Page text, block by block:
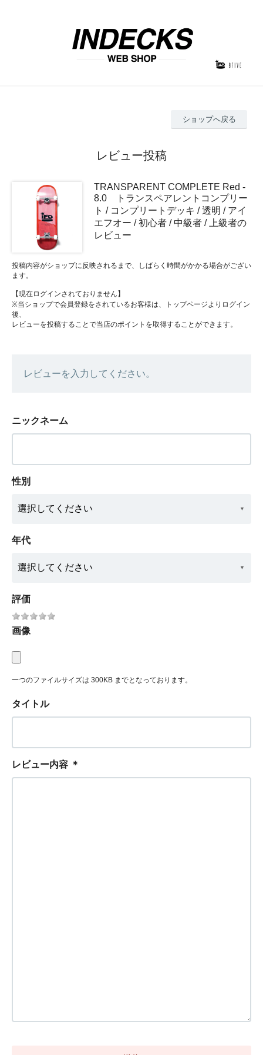
ショップへ戻る
レビュー投稿
TRANSPARENT COMPLETE Red -
8.0 トランスペアレントコンプリー
ト / コンプリートデッキ / 透明 / アイ
エフオー / 初心者 / 中級者 / 上級者の
レビュー
投稿内容がショップに反映されるまで、しばらく時間がかかる場合がござい
ます。
【現在ログインされておりません】
※当ショップで会員登録をされているお客様は、トップページよりログイン
後、
レビューを投稿することで当店のポイントを取得することができます。
レビューを入力してください。
ニックネーム
性別
年代
評価
画像
一つのファイルサイズは 300KB までとなっております。
タイトル
レビュー内容 ＊